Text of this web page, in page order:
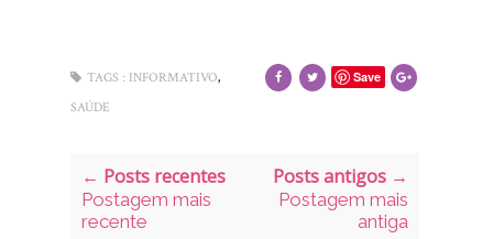
Save
TAGS : INFORMATIVO,
SAÚDE
← Posts recentes
Postagem mais
recente
Posts antigos →
Postagem mais
antiga